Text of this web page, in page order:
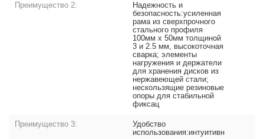
Преимущество 2:
Надежность и
безопасность:усиленная
рама из сверхпрочного
стального профиля
100мм x 50мм толщиной
3 и 2.5 мм, высокоточная
сварка; элементы
нагружения и держатели
для хранения дисков из
нержавеющей стали;
нескользящие резиновые
опоры для стабильной
фиксац
Преимущество 3:
Удобство
использования:интуитивн